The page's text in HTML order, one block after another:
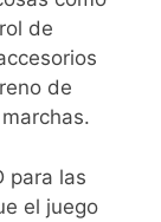
de
de
para las
el juego